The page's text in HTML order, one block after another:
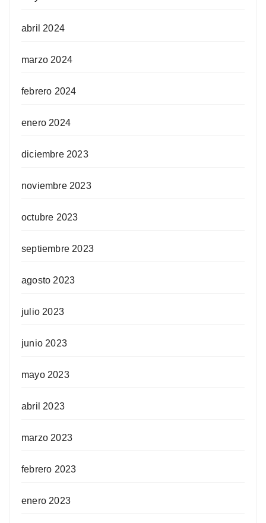
abril 2024
marzo 2024
febrero 2024
enero 2024
diciembre 2023
noviembre 2023
octubre 2023
septiembre 2023
agosto 2023
julio 2023
junio 2023
mayo 2023
abril 2023
marzo 2023
febrero 2023
enero 2023